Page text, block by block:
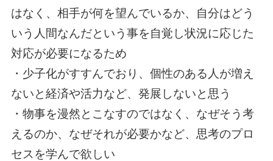
はなく、相手が何を望んでいるか、自分はどう
いう人間なんだという事を自覚し状況に応じた
対応が必要になるため
・少子化がすすんでおり、個性のある人が増え
ないと経済や活力など、発展しないと思う
・物事を漫然とこなすのではなく、なぜそう考
えるのか、なぜそれが必要かなど、思考のプロ
セスを学んで欲しい